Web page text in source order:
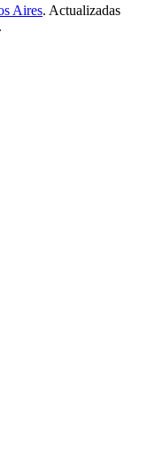
Aires. Actualizadas